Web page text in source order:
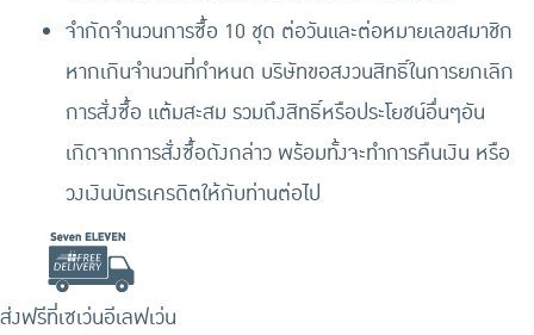
จำกัดจำนวนการซื้อ 10 ชุด ต่อวันและต่อหมายเลขสมาชิก
หากเกินจำนวนที่กำหนด บริษัทขอสงวนสิทธิ์ในการยกเลิก
การสั่งซื้อ แต้มสะสม รวมถึงสิทธิ์หรือประโยชน์อื่นๆอัน
เกิดจากการสั่งซื้อดังกล่าว พร้อมทั้งจะทำการคืนเงิน หรือ
วงเงินบัตรเครดิตให้กับท่านต่อไป
ส่งฟรีที่เซเว่นอีเลฟเว่น